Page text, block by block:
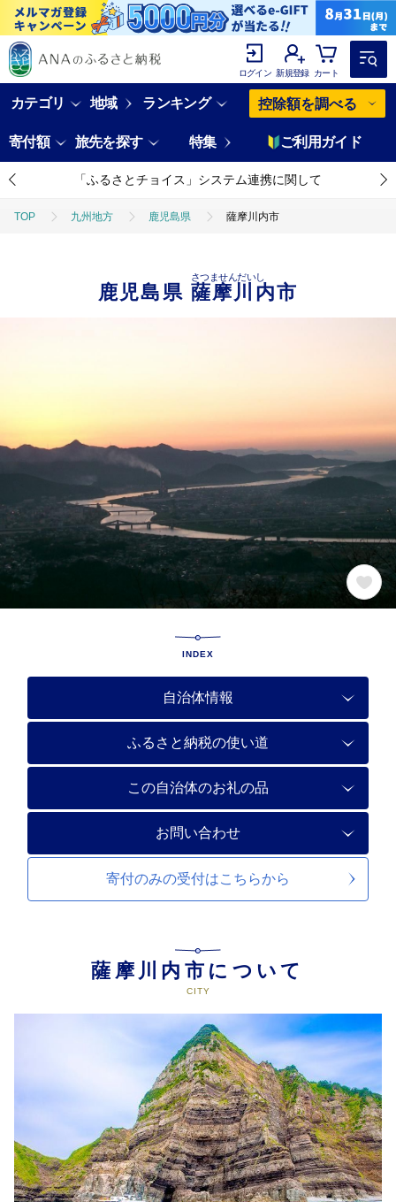
ログイン 新規登録 カート
カテゴリ 地域 ランキング 控除額を調べる
寄付額 旅先を探す 特集 ご利用ガイド
「ふるさとチョイス」システム連携に関して
TOP 九州地方 鹿児島県 薩摩川内市
鹿児島県 薩摩川内市
さつませんだいし
INDEX
自治体情報
ふるさと納税の使い道
この自治体のお礼の品
お問い合わせ
寄付のみの受付はこちらから
薩摩川内市について